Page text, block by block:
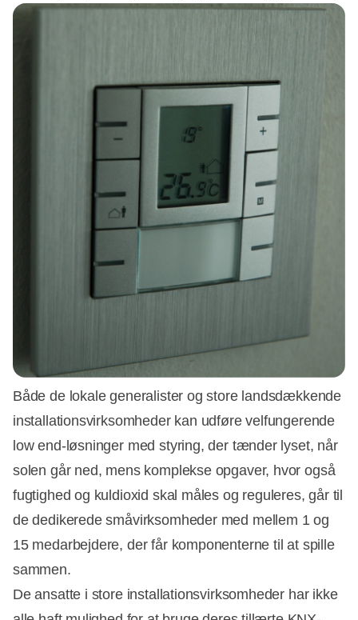
Både de lokale generalister og store landsdækkende
installationsvirksomheder kan udføre velfungerende
low end-løsninger med styring, der tænder lyset, når
solen går ned, mens komplekse opgaver, hvor også
fugtighed og kuldioxid skal måles og reguleres, går til
de dedikerede småvirksomheder med mellem 1 og
15 medarbejdere, der får komponenterne til at spille
sammen.
De ansatte i store installationsvirksomheder har ikke